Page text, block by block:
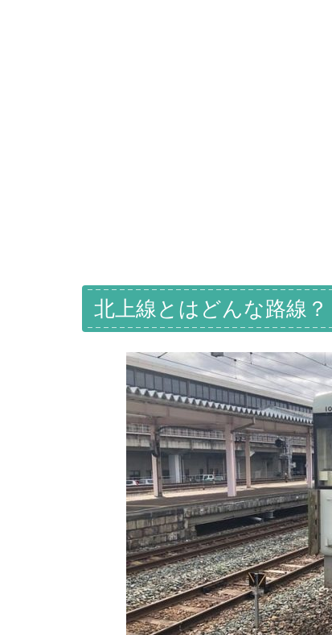
北上線とはどんな路線？